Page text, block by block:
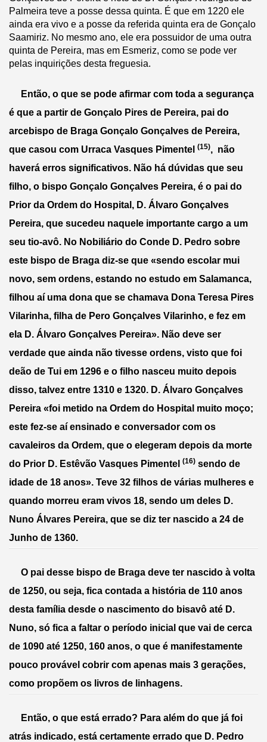
Palmeira teve a posse dessa quinta. É que em 1220 ele
ainda era vivo e a posse da referida quinta era de Gonçalo
Saamiriz. No mesmo ano, ele era possuidor de uma outra
quinta de Pereira, mas em Esmeriz, como se pode ver
pelas inquirições desta freguesia.
Então, o que se pode afirmar com toda a segurança
é que a partir de Gonçalo Pires de Pereira, pai do
arcebispo de Braga Gonçalo Gonçalves de Pereira,
que casou com Urraca Vasques Pimentel (15),  não
haverá erros significativos. Não há dúvidas que seu
filho, o bispo Gonçalo Gonçalves Pereira, é o pai do
Prior da Ordem do Hospital, D. Álvaro Gonçalves
Pereira, que sucedeu naquele importante cargo a um
seu tio-avô. No Nobiliário do Conde D. Pedro sobre
este bispo de Braga diz-se que «sendo escolar mui
novo, sem ordens, estando no estudo em Salamanca,
filhou aí uma dona que se chamava Dona Teresa Pires
Vilarinha, filha de Pero Gonçalves Vilarinho, e fez em
ela D. Álvaro Gonçalves Pereira». Não deve ser
verdade que ainda não tivesse ordens, visto que foi
deão de Tui em 1296 e o filho nasceu muito depois
disso, talvez entre 1310 e 1320. D. Álvaro Gonçalves
Pereira «foi metido na Ordem do Hospital muito moço;
este fez-se aí ensinado e conversador com os
cavaleiros da Ordem, que o elegeram depois da morte
do Prior D. Estêvão Vasques Pimentel (16) sendo de
idade de 18 anos». Teve 32 filhos de várias mulheres e
quando morreu eram vivos 18, sendo um deles D.
Nuno Álvares Pereira, que se diz ter nascido a 24 de
Junho de 1360.
O pai desse bispo de Braga deve ter nascido à volta
de 1250, ou seja, fica contada a história de 110 anos
desta família desde o nascimento do bisavô até D.
Nuno, só fica a faltar o período inicial que vai de cerca
de 1090 até 1250, 160 anos, o que é manifestamente
pouco provável cobrir com apenas mais 3 gerações,
como propõem os livros de linhagens.
Então, o que está errado? Para além do que já foi
atrás indicado, está certamente errado que D. Pedro